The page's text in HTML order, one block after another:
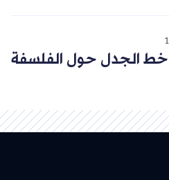
الجدل حول الفلسفة